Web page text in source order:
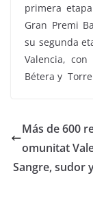
primera
Gran Premi
su segunda
Valencia,
Bétera y
Más de 600
omunitat
Sangre, sudor